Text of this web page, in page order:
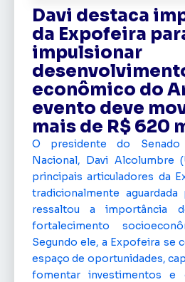
Davi destaca
da Expofeira
impulsionar
econômico do
evento deve
mais de R$ 620
O presidente do
Nacional, Davi Alcolumbre
principais articuladores da
tradicionalmente aguardada
ressaltou a importância
fortalecimento
Segundo ele, a Expofeira se
espaço de oportunidades,
fomentar investimentos e